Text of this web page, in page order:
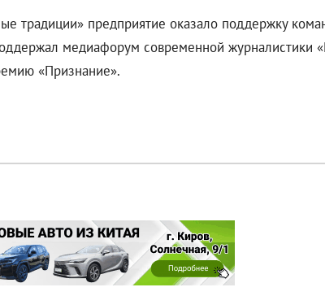
традиции» предприятие оказало поддержку
медиафорум современной журналистики
«Признание».